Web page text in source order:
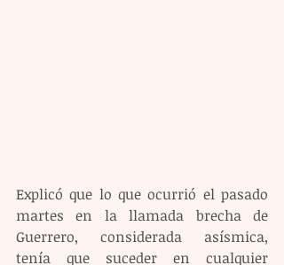
Explicó que lo que ocurrió el pasado
martes en la llamada brecha de
Guerrero, considerada asísmica,
tenía que suceder en cualquier